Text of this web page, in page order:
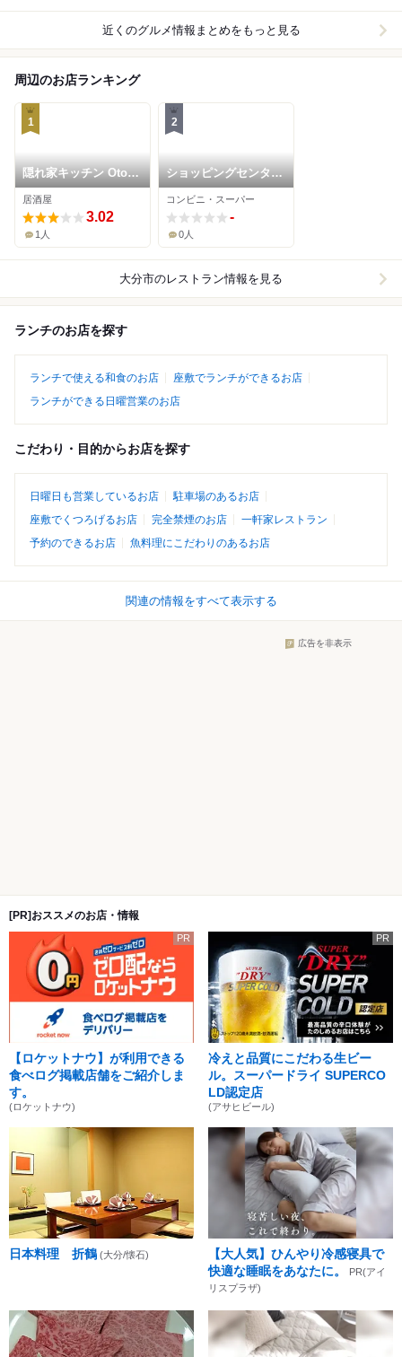
近くのグルメ情報まとめをもっと見る
周辺のお店ランキング
1
隠れ家キッチン Oto
Lama
居酒屋
3.02
1人
2
ショッピングセンター
はなだ
コンビニ・スーパー
-
0人
大分市のレストラン情報を見る
ランチのお店を探す
ランチで使える和食のお店
座敷でランチができるお店
ランチができる日曜営業のお店
こだわり・目的からお店を探す
日曜日も営業しているお店
駐車場のあるお店
座敷でくつろげるお店
完全禁煙のお店
一軒家レストラン
予約のできるお店
魚料理にこだわりのあるお店
関連の情報をすべて表示する
広告を非表示
[PR]おススメのお店・情報
PR
【ロケットナウ】が利用できる
食べログ掲載店舗をご紹介しま
す。
(ロケットナウ)
PR
冷えと品質にこだわる生ビー
ル。スーパードライ SUPERCO
LD認定店
(アサヒビール)
日本料理 折鶴 (大分/懐石)
【大人気】ひんやり冷感寝具で
快適な睡眠をあなたに。
PR(アイ
リスプラザ)